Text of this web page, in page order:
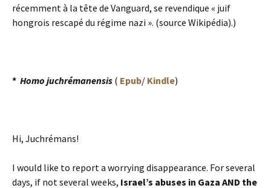
récemment à la tête de Vanguard, se revendique « juif
hongrois rescapé du régime nazi ». (source Wikipédia).)
* Homo juchrémanensis ( Epub/ Kindle)
Hi, Juchrémans!
I would like to report a worrying disappearance. For several
days, if not several weeks, Israel’s abuses in Gaza AND the